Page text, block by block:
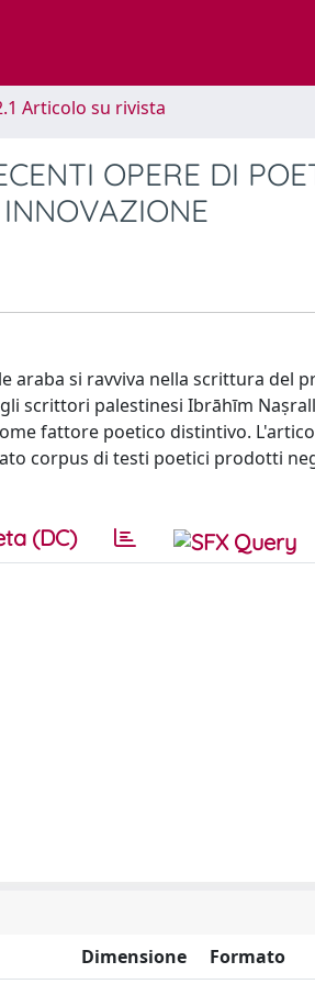
Articolo su rivista
OPERE DI
araba si ravviva nella scrittura del
scrittori palestinesi Ibrāhīm
fattore poetico distintivo.
corpus di testi poetici prodotti
(DC)
Dimensione Formato